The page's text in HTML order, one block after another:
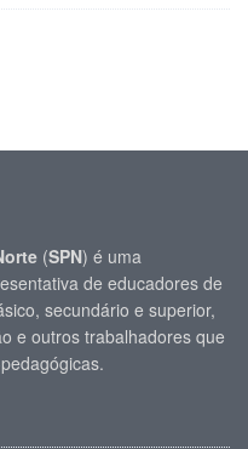
(SPN) é uma
de educadores de
secundário e superior,
e outros trabalhadores que